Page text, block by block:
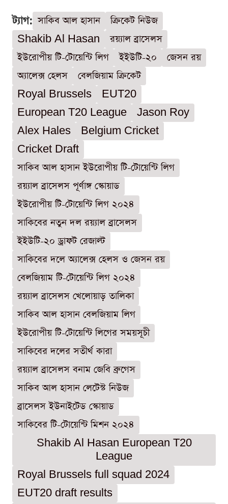
ট্যাগ: সাকিব আল হাসান
ক্রিকেট নিউজ
Shakib Al Hasan
রয়্যাল ব্রাসেলস
ইউরোপীয় টি-টোয়েন্টি লিগ
ইইউটি-২০
জেসন রয়
অ্যালেক্স হেলস
বেলজিয়াম ক্রিকেট
Royal Brussels
EUT20
European T20 League
Jason Roy
Alex Hales
Belgium Cricket
Cricket Draft
সাকিব আল হাসান ইউরোপীয় টি-টোয়েন্টি লিগ
রয়্যাল ব্রাসেলস পূর্ণাঙ্গ স্কোয়াড
ইউরোপীয় টি-টোয়েন্টি লিগ ২০২৪
সাকিবের নতুন দল রয়্যাল ব্রাসেলস
ইইউটি-২০ ড্রাফট রেজাল্ট
সাকিবের দলে অ্যালেক্স হেলস ও জেসন রয়
বেলজিয়াম টি-টোয়েন্টি লিগ ২০২৪
রয়্যাল ব্রাসেলস খেলোয়াড় তালিকা
সাকিব আল হাসান বেলজিয়াম লিগ
ইউরোপীয় টি-টোয়েন্টি লিগের সময়সূচী
সাকিবের দলের সতীর্থ কারা
রয়্যাল ব্রাসেলস বনাম জেবি ব্রুগেস
সাকিব আল হাসান লেটেস্ট নিউজ
ব্রাসেলস ইউনাইটেড স্কোয়াড
সাকিবের টি-টোয়েন্টি মিশন ২০২৪
Shakib Al Hasan European T20
League
Royal Brussels full squad 2024
EUT20 draft results